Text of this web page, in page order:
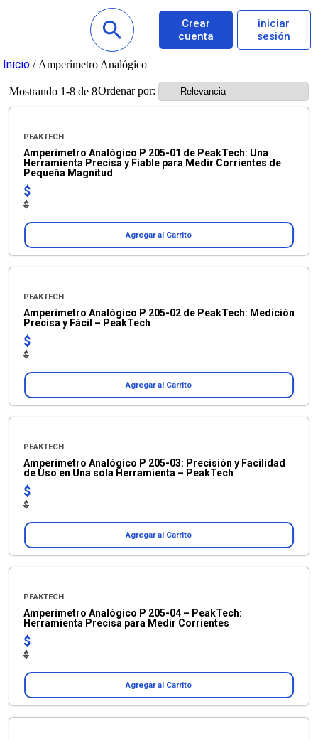
Crear
cuenta
iniciar
sesión
Inicio / Amperímetro Analógico
Mostrando 1-8 de 8Ordenar por:
PEAKTECH
Amperímetro Analógico P 205-01 de PeakTech: Una
Herramienta Precisa y Fiable para Medir Corrientes de
Pequeña Magnitud
$
$
Agregar al Carrito
PEAKTECH
Amperímetro Analógico P 205-02 de PeakTech: Medición
Precisa y Fácil – PeakTech
$
$
Agregar al Carrito
PEAKTECH
Amperímetro Analógico P 205-03: Precisión y Facilidad
de Uso en Una sola Herramienta – PeakTech
$
$
Agregar al Carrito
PEAKTECH
Amperímetro Analógico P 205-04 – PeakTech:
Herramienta Precisa para Medir Corrientes
$
$
Agregar al Carrito